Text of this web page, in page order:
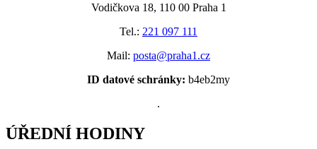
Vodičkova 18, 110 00 Praha 1
Tel.: 221 097 111
Mail: posta@praha1.cz
ID datové schránky: b4eb2my
.
ÚŘEDNÍ HODINY